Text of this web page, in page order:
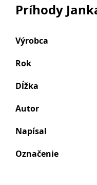
Príhody
Výrobca
Rok
Dĺžka
Autor
Napísal
Označenie